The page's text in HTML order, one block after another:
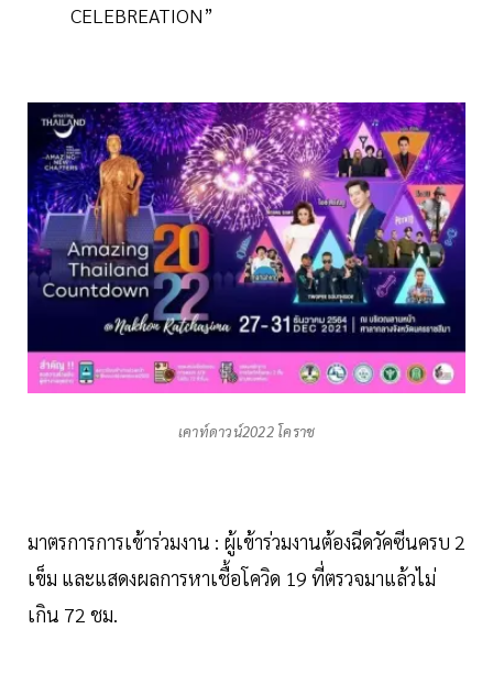
CELEBREATION”
เคาท์ดาวน์2022 โคราช
มาตรการการเข้าร่วมงาน : ผู้เข้าร่วมงานต้องฉีดวัคซีนครบ 2
เข็ม และแสดงผลการหาเชื้อโควิด 19 ที่ตรวจมาแล้วไม่
เกิน 72 ชม.